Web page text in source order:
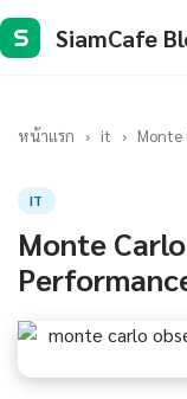
S SiamCafe
หน้าแรก › it › Monte
IT
Monte